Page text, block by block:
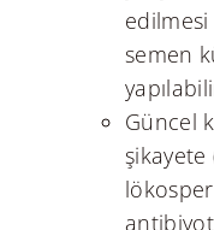
semen
Güncel